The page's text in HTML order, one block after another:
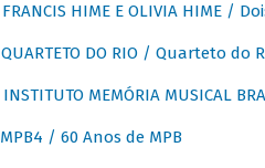
FRANCIS HIME E OLIVIA HIME /
QUARTETO DO RIO / Quarteto do
INSTITUTO MEMÓRIA MUSICAL
MPB4 / 60 Anos de MPB